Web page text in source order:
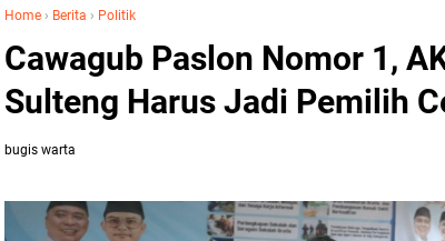
Home › Berita › Politik
Cawagub Paslon Nomor 1,
Sulteng Harus Jadi Pemilih
bugis warta